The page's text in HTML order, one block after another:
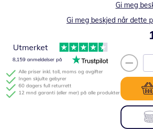
Gi meg
Gi meg beskjed når dette
Alle priser inkl. toll, moms og avgifter
Ingen skjulte gebyrer
60 dagers full returrett
12 mnd garanti (eller mer) på alle produkter
Utmerket
8,159 anmeldelser på